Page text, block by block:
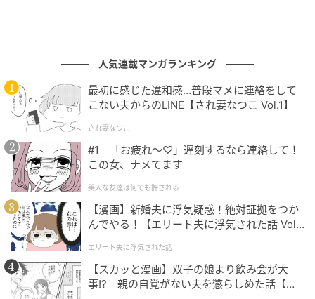
人気連載マンガランキング
最初に感じた違和感…普段マメに連絡をして
こない夫からのLINE【され妻なつこ Vol.1】
され妻なつこ
#1 「お疲れ〜♡」遅刻するなら連絡して！
この女、ナメてます
美人な友達は何でも許される
【漫画】新婚夫に浮気疑惑！絶対証拠をつか
んでやる！【エリート夫に浮気された話 Vol.
エリート夫に浮気された話
【スカッと漫画】双子の娘より飲み会が大
事!? 親の自覚がない夫を懲らしめた話【第1